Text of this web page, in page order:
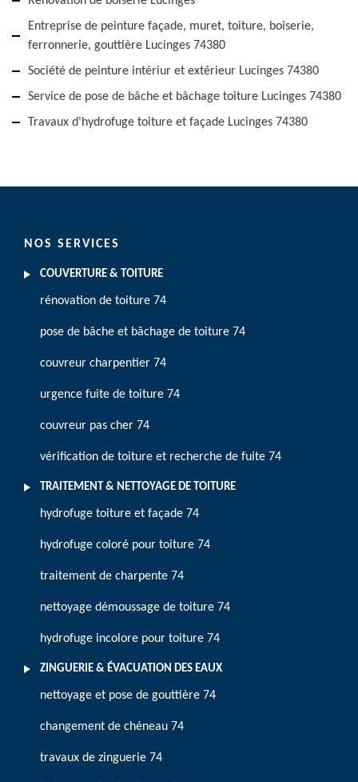
Entreprise de peinture façade, muret, toiture, boiserie,
ferronnerie, gouttière Lucinges 74380
Société de peinture intériur et extérieur Lucinges 74380
Service de pose de bâche et bâchage toiture Lucinges 74380
Travaux d'hydrofuge toiture et façade Lucinges 74380
NOS SERVICES
COUVERTURE & TOITURE
rénovation de toiture 74
pose de bâche et bâchage de toiture 74
couvreur charpentier 74
urgence fuite de toiture 74
couvreur pas cher 74
vérification de toiture et recherche de fuite 74
TRAITEMENT & NETTOYAGE DE TOITURE
hydrofuge toiture et façade 74
hydrofuge coloré pour toiture 74
traitement de charpente 74
nettoyage démoussage de toiture 74
hydrofuge incolore pour toiture 74
ZINGUERIE & ÉVACUATION DES EAUX
nettoyage et pose de gouttière 74
changement de chéneau 74
travaux de zinguerie 74